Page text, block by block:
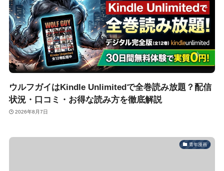
ウルフガイはKindle Unlimitedで全巻読み放題？配信
状況・口コミ・お得な読み方を徹底解説
2026年8月7日
青年漫画